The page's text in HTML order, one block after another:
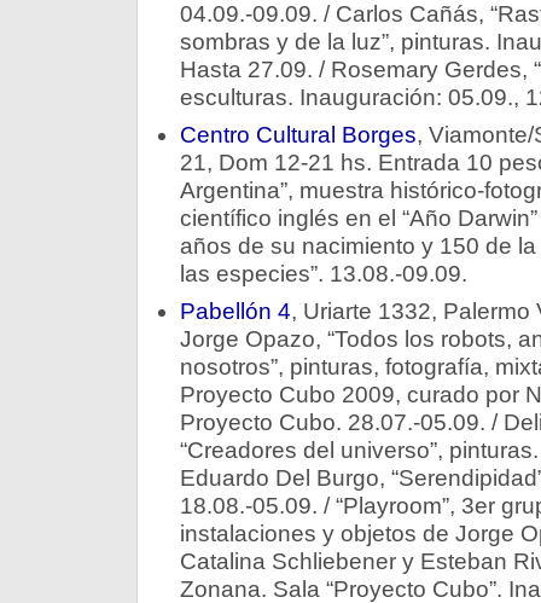
04.09.-09.09. / Carlos Cañás,
sombras y de la luz”, pinturas.
Hasta 27.09. / Rosemary Gerdes,
esculturas. Inauguración: 05.09.,
Centro Cultural Borges,
21, Dom 12-21 hs. Entrada 10
Argentina”, muestra histórico-
científico inglés en el “Año
años de su nacimiento y 150 de
las especies”. 13.08.-09.09.
Pabellón 4, Uriarte 1332,
Jorge Opazo, “Todos los robots,
nosotros”, pinturas, fotografía,
Proyecto Cubo 2009, curado por
Proyecto Cubo. 28.07.-05.09. /
“Creadores del universo”,
Eduardo Del Burgo,
18.08.-05.09. / “Playroom”, 3er
instalaciones y objetos de Jorge
Catalina Schliebener y Esteban
Zonana. Sala “Proyecto Cubo”.